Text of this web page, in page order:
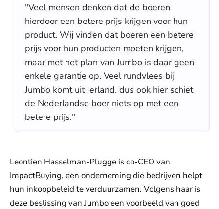
"Veel mensen denken dat de boeren
hierdoor een betere prijs krijgen voor hun
product. Wij vinden dat boeren een betere
prijs voor hun producten moeten krijgen,
maar met het plan van Jumbo is daar geen
enkele garantie op. Veel rundvlees bij
Jumbo komt uit Ierland, dus ook hier schiet
de Nederlandse boer niets op met een
betere prijs."
Leontien Hasselman-Plugge is co-CEO van
ImpactBuying, een onderneming die bedrijven helpt
hun inkoopbeleid te verduurzamen. Volgens haar is
deze beslissing van Jumbo een voorbeeld van goed